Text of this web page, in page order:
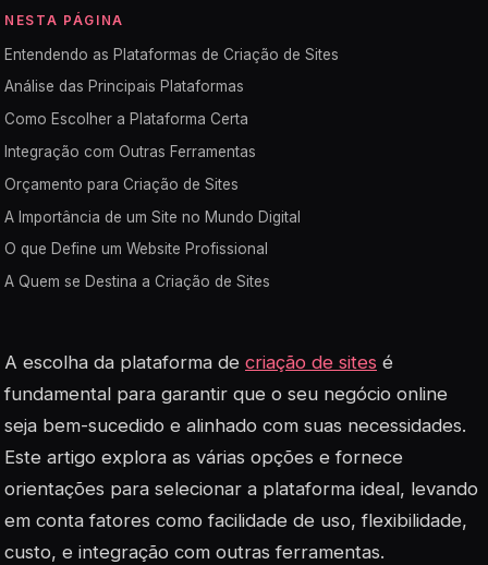
NESTA PÁGINA
Entendendo as Plataformas de Criação de Sites
Análise das Principais Plataformas
Como Escolher a Plataforma Certa
Integração com Outras Ferramentas
Orçamento para Criação de Sites
A Importância de um Site no Mundo Digital
O que Define um Website Profissional
A Quem se Destina a Criação de Sites
A escolha da plataforma de criação de sites é
fundamental para garantir que o seu negócio online
seja bem-sucedido e alinhado com suas necessidades.
Este artigo explora as várias opções e fornece
orientações para selecionar a plataforma ideal, levando
em conta fatores como facilidade de uso, flexibilidade,
custo, e integração com outras ferramentas.